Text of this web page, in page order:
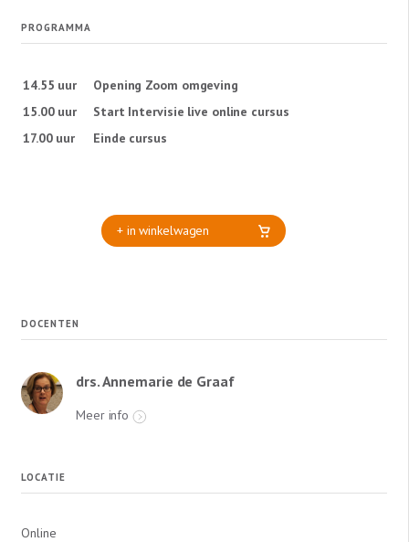
PROGRAMMA
14.55 uur
Opening Zoom omgeving
15.00 uur
Start Intervisie live online cursus
17.00 uur
Einde cursus
+ in winkelwagen
DOCENTEN
drs. Annemarie de Graaf
Meer info
LOCATIE
Online